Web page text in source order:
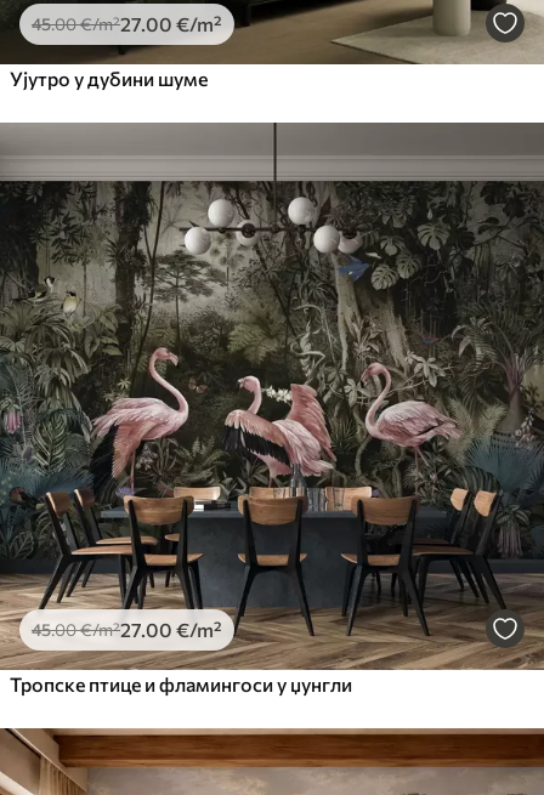
45.00€/m²27 .00 €/m²
Ујутро у дубини шуме
45.00€/m²27 .00 €/m²
Тропске птице и фламингоси у џунгли